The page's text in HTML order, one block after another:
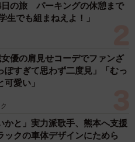
日の旅 パーキングの休憩まで
でも組まねえよ！」
優の肩見せコーデでファンざ
すぎて思わず二度見」「むっ
愛い」
かと」実力派歌手、熊本へ支援
クの車体デザインにためら